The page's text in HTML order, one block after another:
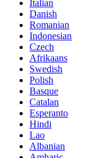
Italian
Danish
Romanian
Indonesian
Czech
Afrikaans
Swedish
Polish
Basque
Catalan
Esperanto
Hindi
Lao
Albanian